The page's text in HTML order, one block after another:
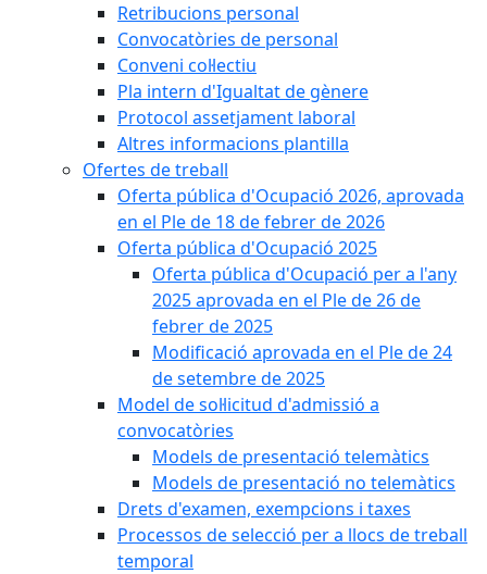
Retribucions personal
Convocatòries de personal
Conveni col·lectiu
Pla intern d'Igualtat de gènere
Protocol assetjament laboral
Altres informacions plantilla
Ofertes de treball
Oferta pública d'Ocupació 2026, aprovada
en el Ple de 18 de febrer de 2026
Oferta pública d'Ocupació 2025
Oferta pública d'Ocupació per a l'any
2025 aprovada en el Ple de 26 de
febrer de 2025
Modificació aprovada en el Ple de 24
de setembre de 2025
Model de sol·licitud d'admissió a
convocatòries
Models de presentació telemàtics
Models de presentació no telemàtics
Drets d'examen, exempcions i taxes
Processos de selecció per a llocs de treball
temporal